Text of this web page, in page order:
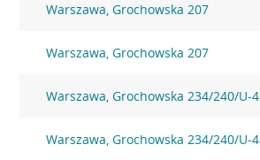
Warszawa, Grochowska 207
Warszawa, Grochowska 207
Warszawa, Grochowska 234/240/U-4
Warszawa, Grochowska 234/240/U-4